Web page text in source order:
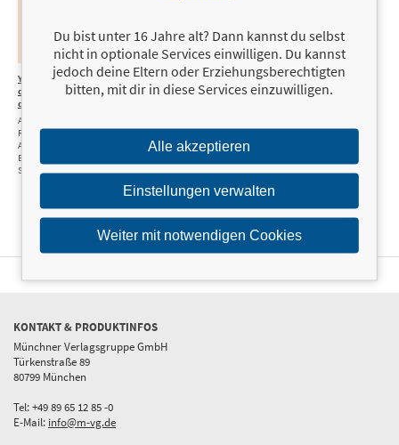
15,00 €
Yoga mit
der Kraft
des Mondes
Asanas, Flows und
Rituale für mehr
Ausgeglichenheit,
Energie und innere
Stärke
KONTAKT & PRODUKTINFOS
Münchner Verlagsgruppe GmbH
Türkenstraße 89
80799 München
Tel: +49 89 65 12 85 -0
E-Mail: info@m-vg.de
Du bist unter 16 Jahre alt? Dann kannst du selbst
nicht in optionale Services einwilligen. Du kannst
jedoch deine Eltern oder Erziehungsberechtigten
bitten, mit dir in diese Services einzuwilligen.
Alle akzeptieren
Einstellungen verwalten
Weiter mit notwendigen Cookies